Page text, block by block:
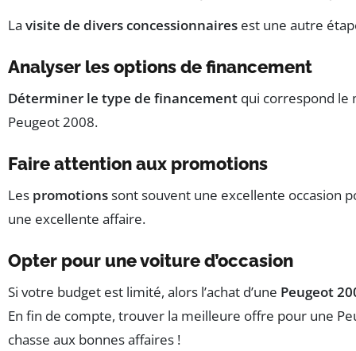
La visite de divers concessionnaires est une autre
Analyser les options de financement
Déterminer le type de financement qui correspond le
Peugeot 2008.
Faire attention aux promotions
Les promotionssont souvent une excellente occasion
une excellente affaire.
Opter pour une voiture d’occasion
Si votre budget est limité, alors l’achat d’une Peugeot
En fin de compte, trouver la meilleure offre pour une
chasse aux bonnes affaires !